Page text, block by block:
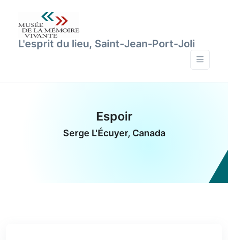
L'esprit du lieu, Saint-Jean-Port-Joli
Espoir
Serge L'Écuyer, Canada